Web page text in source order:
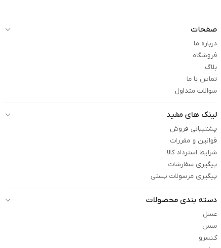
صفحات
درباره ما
فروشگاه
بلاگ
تماس با ما
سوالات متداول
لینک های مفید
پشتیبانی فروش
قوانین و مقررات
شرایط استرداد کالا
پیگیری سفارشات
پیگیری مرسولات پستی
دسته بندی محصولات
عسل
سس
کنسرو